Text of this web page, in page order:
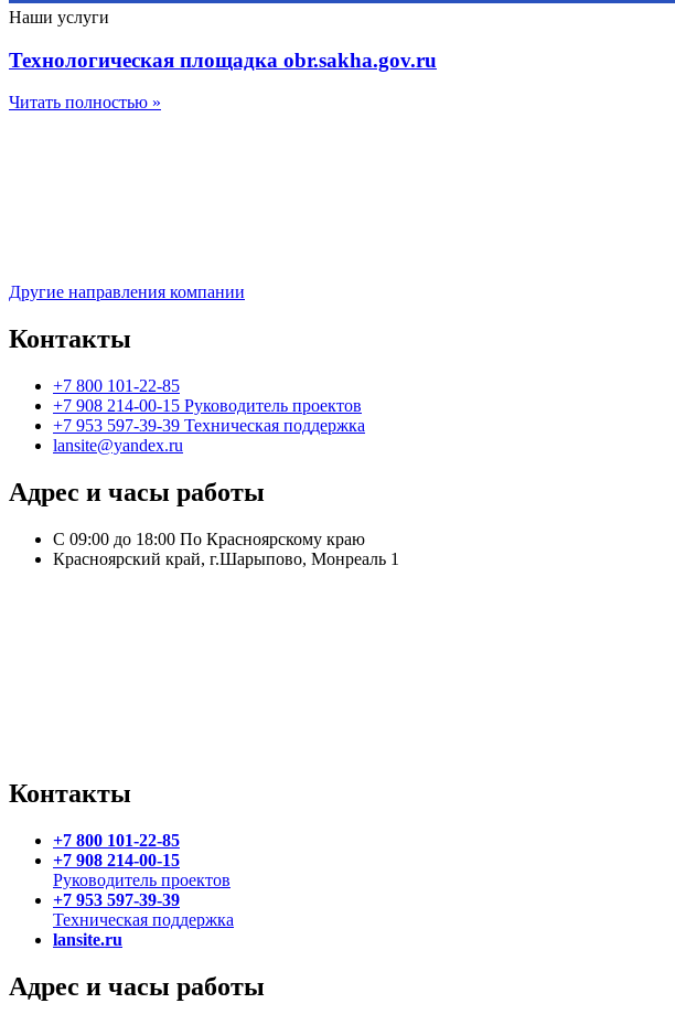
Наши услуги
Технологическая площадка obr.sakha.gov.ru
Читать полностью »
Другие направления компании
Контакты
+7 800 101-22-85
+7 908 214-00-15 Руководитель проектов
+7 953 597-39-39 Техническая поддержка
lansite@yandex.ru
Адрес и часы работы
С 09:00 до 18:00 По Красноярскому краю
Красноярский край, г.Шарыпово, Монреаль 1
Контакты
+7 800 101-22-85
+7 908 214-00-15
Руководитель проектов
+7 953 597-39-39
Техническая поддержка
lansite.ru
Адрес и часы работы